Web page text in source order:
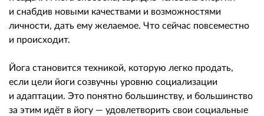
и снабдив новыми качествами и возможностями
личности, дать ему желаемое. Что сейчас повсеместно
и происходит.
Йога становится техникой, которую легко продать,
если цели йоги созвучны уровню социализации
и адаптации. Это понятно большинству, и большинство
за этим идёт в йогу — удовлетворить свои социальные